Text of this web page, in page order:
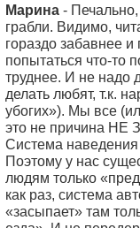
Марина -
грабли. Видимо,
гораздо забавнее
попытаться что-то
труднее. И не надо
делать любят, т.к.
убогих»). Мы все
это не причина НЕ
Система наведения
Поэтому у нас
людям только
как раз, система
«засыпает» там